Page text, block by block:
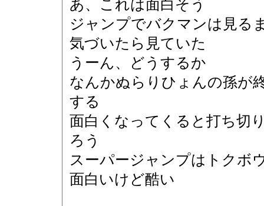
あ、これは面白そう
ジャンプでバクマンは見る
気づいたら見ていた
うーん、どうするか
なんかぬらりひょんの孫が
する
面白くなってくると打ち切
ろう
スーパージャンプはトクボ
面白いけど酷い